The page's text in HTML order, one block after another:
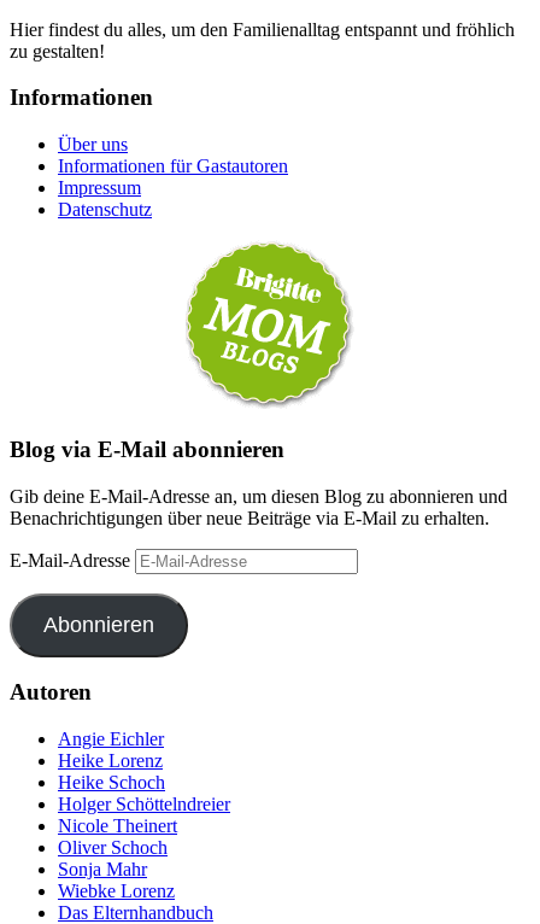
Hier findest du alles, um den Familienalltag entspannt und fröhlich
zu gestalten!
Informationen
Über uns
Informationen für Gastautoren
Impressum
Datenschutz
Blog via E-Mail abonnieren
Gib deine E-Mail-Adresse an, um diesen Blog zu abonnieren und
Benachrichtigungen über neue Beiträge via E-Mail zu erhalten.
E-Mail-Adresse
Abonnieren
Autoren
Angie Eichler
Heike Lorenz
Heike Schoch
Holger Schöttelndreier
Nicole Theinert
Oliver Schoch
Sonja Mahr
Wiebke Lorenz
Das Elternhandbuch